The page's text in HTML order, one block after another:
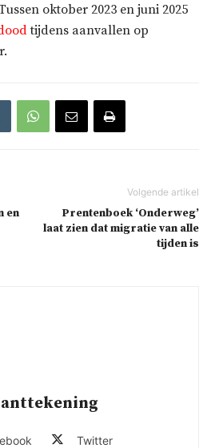
oktober 2023 en juni 2025
tijdens aanvallen op
en
Prentenboek ‘Onderweg’
laat zien dat migratie van alle
tijden is
Twitter